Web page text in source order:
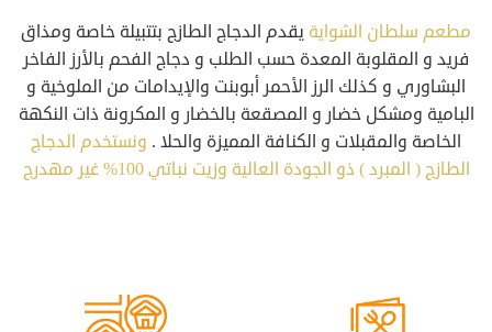
مطعم سلطان الشواية يقدم الدجاج الطازج بتتبيلة خاصة ومذاق
فريد و المقلوبة المعدة حسب الطلب و دجاج الفحم بالأرز الفاخر
البشاوري و كذلك الرز الأحمر أبوبنت والإيدامات من الملوخية و
البامية ومشكل خضار و المصقعة بالخضار و المكرونة ذات النكهة
الخاصة والمقبلات و الكنافة المميزة والحلا . ونستخدم الدجاج
الطازج ( المبرد ) ذو الجودة العالية وزيت نباتي 100% غير مهدرج